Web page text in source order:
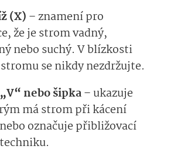
(X) – znamení pro
že je strom vadný,
nebo suchý. V blízkosti
se nikdy nezdržujte.
nebo šipka– ukazuje
má strom při kácení
označuje přibližovací